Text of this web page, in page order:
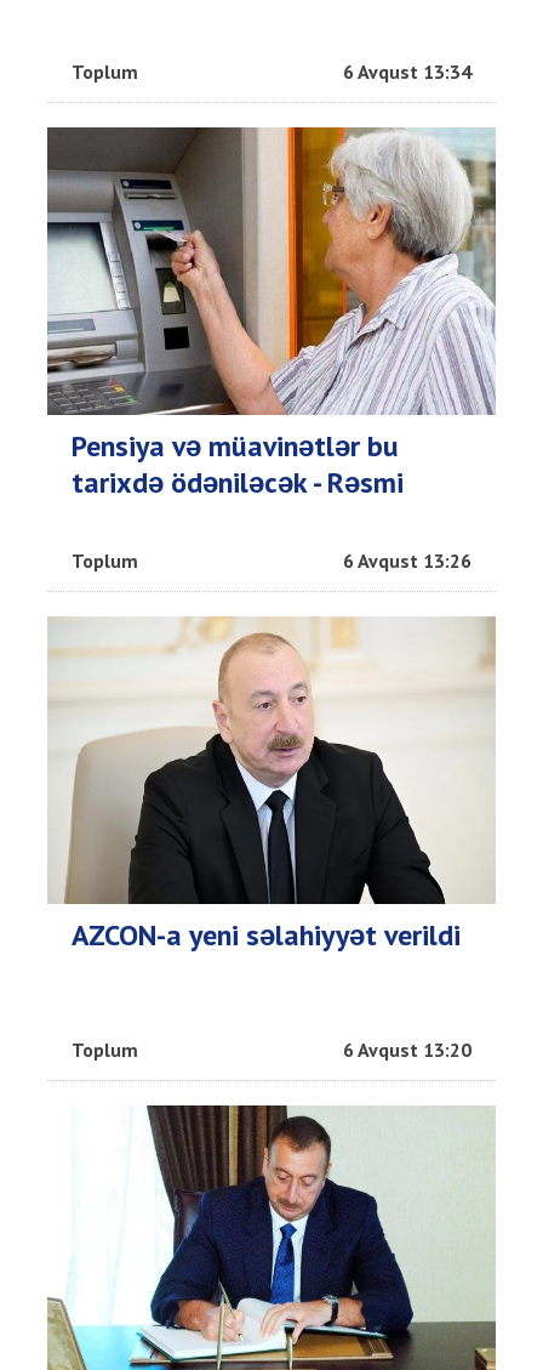
Toplum 6 Avqust 13:34
Pensiya və müavinətlər bu
tarixdə ödəniləcək - Rəsmi
Toplum 6 Avqust 13:26
AZCON-a yeni səlahiyyət verildi
Toplum 6 Avqust 13:20